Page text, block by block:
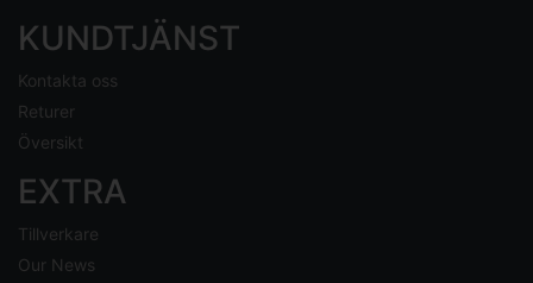
KUNDTJÄNST
Kontakta oss
Returer
Översikt
EXTRA
Tillverkare
Our News